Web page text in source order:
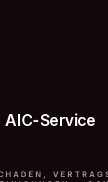
AIC-Service